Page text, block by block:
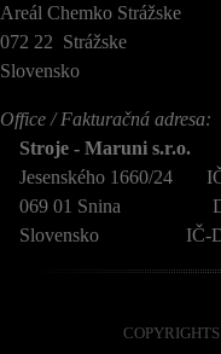
Areál Chemko Strážske
072 22 Strážske
Slovensko
Office / Fakturačná adresa:
Stroje - Maruni s.r.o.
Jesenského 1660/24
069 01 Snina DIČ:
Slovensko IČ-DPH: